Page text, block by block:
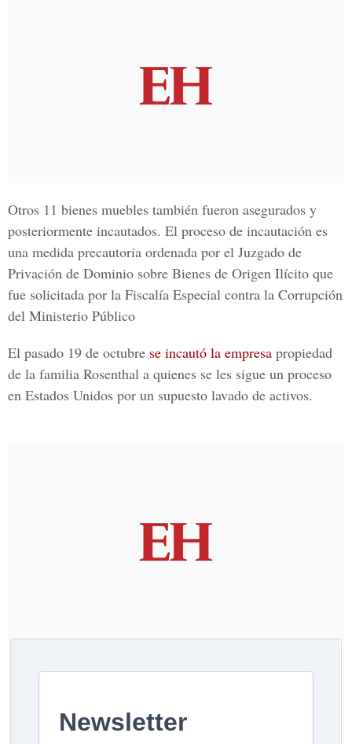
Otros 11 bienes muebles también fueron asegurados y
posteriormente incautados. El proceso de incautación es
una medida precautoria ordenada por el Juzgado de
Privación de Dominio sobre Bienes de Origen Ilícito que
fue solicitada por la Fiscalía Especial contra la Corrupción
del Ministerio Público
El pasado 19 de octubre se incautó la empresa propiedad
de la familia Rosenthal a quienes se les sigue un proceso
en Estados Unidos por un supuesto lavado de activos.